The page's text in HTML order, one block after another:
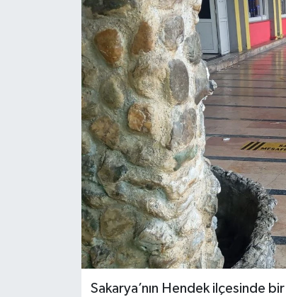
Sakarya’nın Hendek ilçesinde
kimdir-nedir-nasil
KÜLTÜR SANAT
MAGAZİN
SAĞLIK
SİYASET
TEKNOLOJİ
VİZYONDAKİLER